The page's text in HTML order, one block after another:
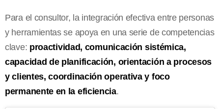
Para el consultor, la integración efectiva entre personas
y herramientas se apoya en una serie de competencias
clave: proactividad, comunicación sistémica,
capacidad de planificación, orientación a procesos
y clientes, coordinación operativa y foco
permanente en la eficiencia.